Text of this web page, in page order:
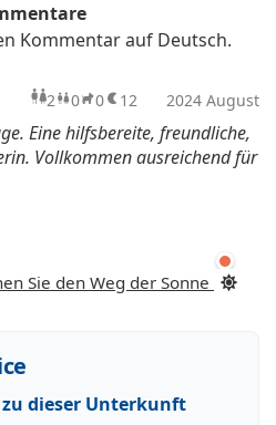
Kommentar auf Deutsch.
2 Erwachsene
0 Kinder
0 Haustiere
12 2024 August
Eine hilfsbereite, freundliche,
Vollkommen ausreichend für
Sie den Weg der Sonne
zu dieser Unterkunft